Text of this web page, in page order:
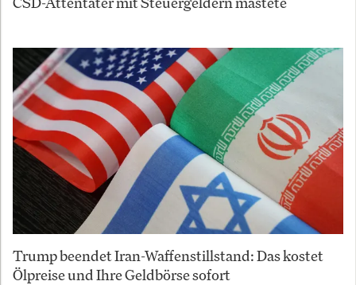
Trump beendet Iran-Waffenstillstand: Das kostet
Ölpreise und Ihre Geldbörse sofort